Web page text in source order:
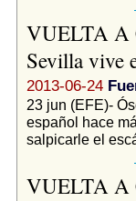
VUELTA A
Sevilla vive
2013-06-24
23 jun (EFE)-
español hace
salpicarle el
VUELTA A